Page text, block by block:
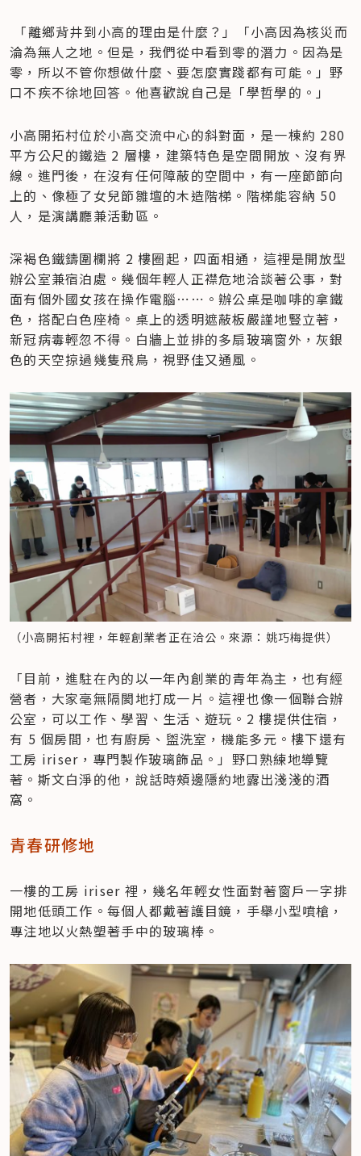
淪為無人之地。但是，我們從中看到零的潛力。因為是
零，所以不管你想做什麼、要怎麼實踐都有可能。」野
口不疾不徐地回答。他喜歡說自己是「學哲學的。」
小高開拓村位於小高交流中心的斜對面，是一棟約 280
平方公尺的鐵造 2 層樓，建築特色是空間開放、沒有界
線。進門後，在沒有任何障蔽的空間中，有一座節節向
上的、像極了女兒節雛壇的木造階梯。階梯能容納 50
人，是演講廳兼活動區。
深褐色鐵鑄圍欄將 2 樓圈起，四面相通，這裡是開放型
辦公室兼宿泊處。幾個年輕人正襟危地洽談著公事，對
面有個外國女孩在操作電腦⋯⋯。辦公桌是咖啡的拿鐵
色，搭配白色座椅。桌上的透明遮蔽板嚴謹地豎立著，
新冠病毒輕忽不得。白牆上並排的多扇玻璃窗外，灰銀
色的天空掠過幾隻飛鳥，視野佳又通風。
（小高開拓村裡，年輕創業者正在洽公。來源：姚巧梅提供）
「目前，進駐在內的以一年內創業的青年為主，也有經
營者，大家毫無隔閡地打成一片。這裡也像一個聯合辦
公室，可以工作、學習、生活、遊玩。2 樓提供住宿，
有 5 個房間，也有廚房、盥洗室，機能多元。樓下還有
工房 iriser，專門製作玻璃飾品。」野口熟練地導覽
著。斯文白淨的他，說話時頰邊隱約地露出淺淺的酒
窩。
青春研修地
一樓的工房 iriser 裡，幾名年輕女性面對著窗戶一字排
開地低頭工作。每個人都戴著護目鏡，手舉小型噴槍，
專注地以火熱塑著手中的玻璃棒。